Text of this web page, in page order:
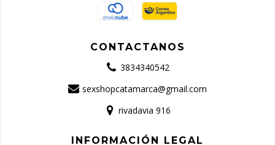
CONTACTANOS
3834340542
sexshopcatamarca@gmail.com
rivadavia 916
INFORMACIÓN LEGAL